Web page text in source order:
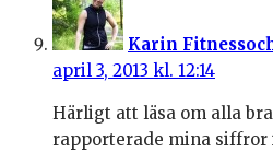
Karin
april 3, 2013 kl. 12:14
Härligt att läsa om alla
rapporterade mina siffror